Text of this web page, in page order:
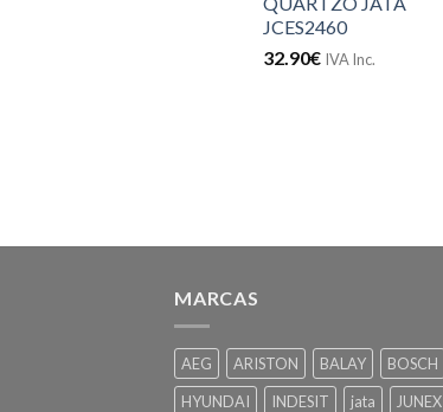
JCES2460
32.90€ IVA Inc.
MARCAS
AEG ARISTON BALAY BOSCH
HYUNDAI
INDESIT jata JUNEX